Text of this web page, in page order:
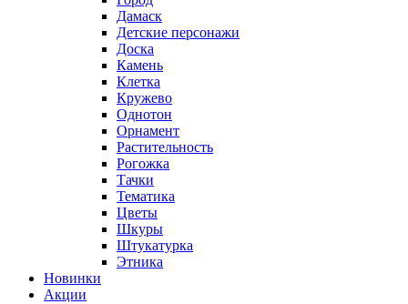
Дамаск
Детские персонажи
Доска
Камень
Клетка
Кружево
Однотон
Орнамент
Растительность
Рогожка
Тачки
Тематика
Цветы
Шкуры
Штукатурка
Этника
Новинки
Акции